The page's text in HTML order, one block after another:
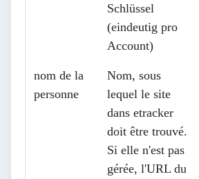
Schlüssel
(eindeutig pro
Account)
nom de la
personne
Nom, sous
lequel le site
dans etracker
doit être trouvé.
Si elle n'est pas
gérée, l'URL du